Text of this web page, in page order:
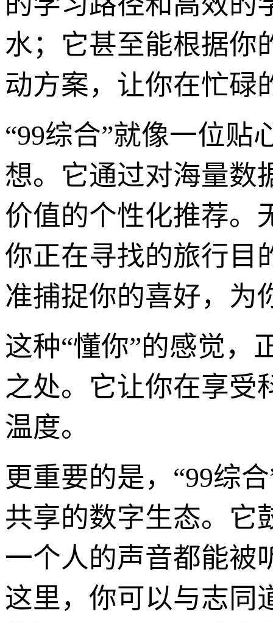
水；它甚至能根据你
动方案，让你在忙碌
“99综合”就像一位贴
想。它通过对海量数
价值的个性化推荐。
你正在寻找的旅行目
准捕捉你的喜好，为
这种“懂你”的感觉，
之处。它让你在享受
温度。
更重要的是，“99综
共享的数字生态。它
一个人的声音都能被
这里，你可以与志同